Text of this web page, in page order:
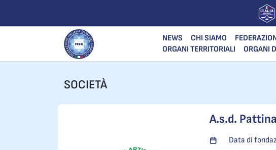
NEWS CHI SIAMO
ORGANI TERRITORIALI
ORGANI
SOCIETÀ
A.s.d.
Data di